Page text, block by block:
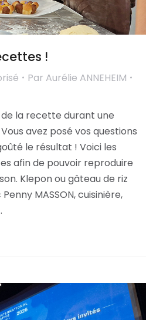
!
Par Aurélie ANNEHEIM
de la recette durant une
avez posé vos questions
le résultat ! Voici les
afin de pouvoir reproduire
Klepon ou gâteau de riz
MASSON, cuisinière,